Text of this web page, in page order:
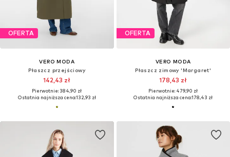
OFERTA
VERO MODA
Płaszcz przejściowy
142,43 zł
Pierwotnie: 384,90 zł
Ostatnia najniższa cena:132,93 zł
OFERTA
VERO MODA
Płaszcz zimowy 'Margaret'
178,43 zł
Pierwotnie: 479,90 zł
Ostatnia najniższa cena:178,43 zł